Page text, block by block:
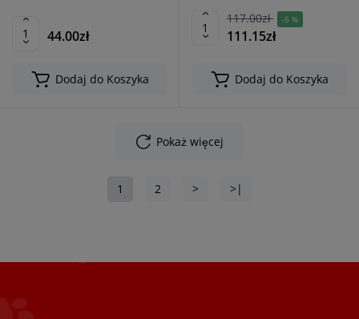
44.00zł
Dodaj do Koszyka
117.00zł -5 %
111.15zł
Dodaj do Koszyka
Pokaż więcej
1 2 > >|